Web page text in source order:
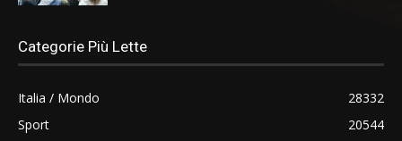
Categorie Più Lette
Italia / Mondo
28332
Sport
20544